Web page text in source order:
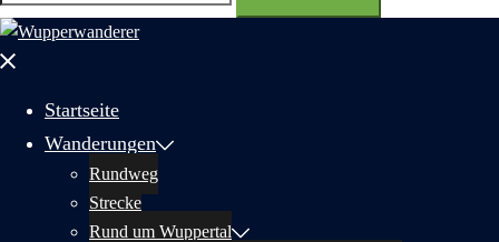
nach:
Menü
Startseite
Wanderungen
Rundweg
Strecke
Rund um Wuppertal